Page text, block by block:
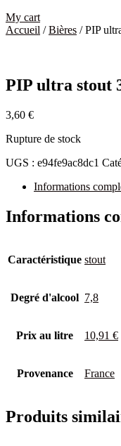
My cart
Accueil /Bières / PIP
PIP ultra stout
3,60 €
Rupture de stock
UGS : e94fe9ac8dc1
Informations
Informations
Caractéristique stout
Degré d'alcool 7,8
Prix au litre 10,91 €
Provenance France
Produits